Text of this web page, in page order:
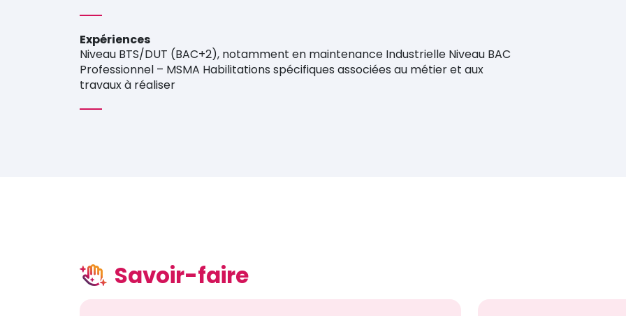
Expériences
Niveau BTS/DUT (BAC+2), notamment en maintenance Industrielle Niveau BAC
Professionnel – MSMA Habilitations spécifiques associées au métier et aux
travaux à réaliser
Savoir-faire